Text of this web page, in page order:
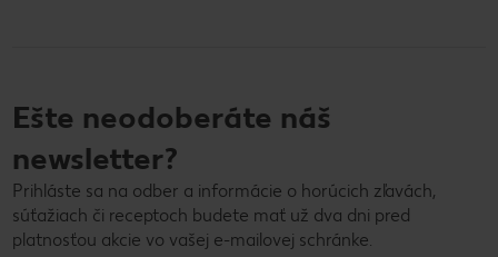
Ešte neodoberáte náš
newsletter?
Prihláste sa na odber a informácie o horúcich zľavách,
súťažiach či receptoch budete mať už dva dni pred
platnosťou akcie vo vašej e-mailovej schránke.